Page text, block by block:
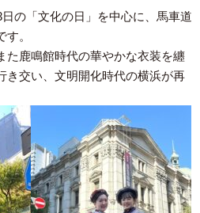
の「文化の日」を中心に、馬車道
。
た鹿鳴館時代の華やかな衣装を纏
き交い、文明開化時代の横浜が再